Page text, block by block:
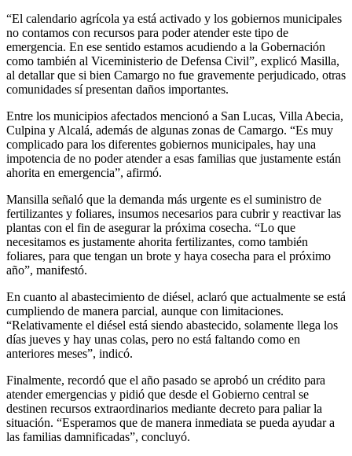
“El calendario agrícola ya está activado y los gobiernos municipales
no contamos con recursos para poder atender este tipo de
emergencia. En ese sentido estamos acudiendo a la Gobernación
como también al Viceministerio de Defensa Civil”, explicó Masilla,
al detallar que si bien Camargo no fue gravemente perjudicado, otras
comunidades sí presentan daños importantes.
Entre los municipios afectados mencionó a San Lucas, Villa Abecia,
Culpina y Alcalá, además de algunas zonas de Camargo. “Es muy
complicado para los diferentes gobiernos municipales, hay una
impotencia de no poder atender a esas familias que justamente están
ahorita en emergencia”, afirmó.
Mansilla señaló que la demanda más urgente es el suministro de
fertilizantes y foliares, insumos necesarios para cubrir y reactivar las
plantas con el fin de asegurar la próxima cosecha. “Lo que
necesitamos es justamente ahorita fertilizantes, como también
foliares, para que tengan un brote y haya cosecha para el próximo
año”, manifestó.
En cuanto al abastecimiento de diésel, aclaró que actualmente se está
cumpliendo de manera parcial, aunque con limitaciones.
“Relativamente el diésel está siendo abastecido, solamente llega los
días jueves y hay unas colas, pero no está faltando como en
anteriores meses”, indicó.
Finalmente, recordó que el año pasado se aprobó un crédito para
atender emergencias y pidió que desde el Gobierno central se
destinen recursos extraordinarios mediante decreto para paliar la
situación. “Esperamos que de manera inmediata se pueda ayudar a
las familias damnificadas”, concluyó.